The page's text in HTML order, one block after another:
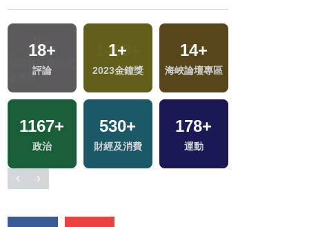
18+
評論
1+
2023金鐘獎
14+
海峽論壇專區
1167+
政治
530+
財經及消費
178+
運動